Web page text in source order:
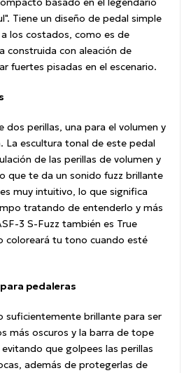
Tiene un diseño de pedal simple
los costados, como es de
construida con aleación de
fuertes pisadas en el escenario.
dos perillas, una para el volumen y
La escultura tonal de este pedal
de las perillas de volumen y
que te da un sonido fuzz brillante
muy intuitivo, lo que significa
tratando de entenderlo y más
3 S-Fuzz también es True
coloreará tu tono cuando esté
pedaleras
suficientemente brillante para ser
más oscuros y la barra de tope
que golpees las perillas
además de protegerlas de